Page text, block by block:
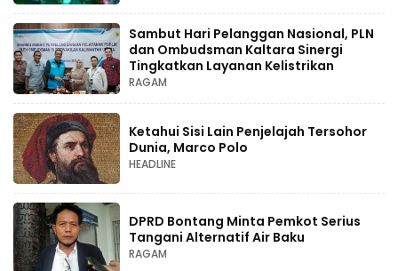
Sambut Hari Pelanggan Nasional, PLN
dan Ombudsman Kaltara Sinergi
Tingkatkan Layanan Kelistrikan
RAGAM
Ketahui Sisi Lain Penjelajah Tersohor
Dunia, Marco Polo
HEADLINE
DPRD Bontang Minta Pemkot Serius
Tangani Alternatif Air Baku
RAGAM